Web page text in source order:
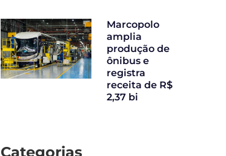
Marcopolo
amplia
produção de
ônibus e
registra
receita de R$
2,37 bi
Categorias